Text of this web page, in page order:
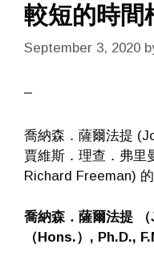
較短的時間
September 3, 2020
喬納森．薩爾法提
賈維斯．理查．弗
Richard Freeman)
喬納森．薩爾法提
（Hons.）, Ph.D.,